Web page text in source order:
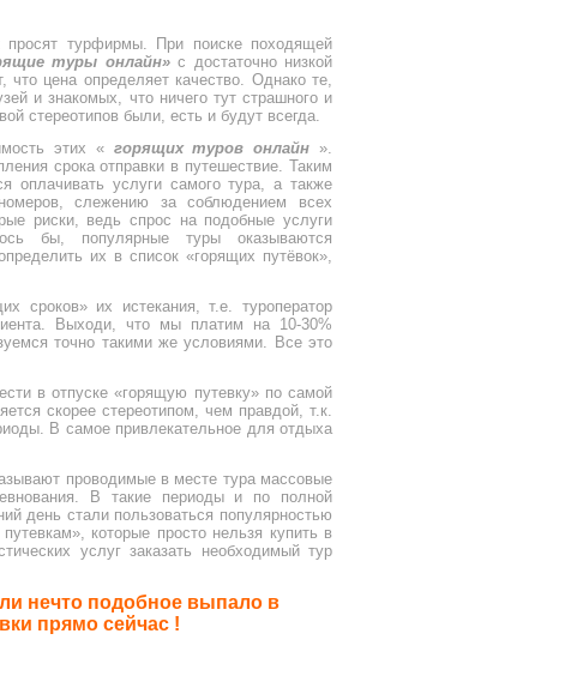
просят турфирмы. При поиске походящей
туры онлайн»с достаточно низкой
цена определяет качество. Однако те,
и знакомых, что ничего тут страшного и
стереотипов были, есть и будут всегда.
этих « горящих туров онлайн ».
срока отправки в путешествие. Таким
оплачивать услуги самого тура, а также
слежению за соблюдением всех
риски, ведь спрос на подобные услуги
бы, популярные туры оказываются
их в список «горящих путёвок»,
сроков» их истекания, т.е. туроператор
Выходи, что мы платим на 10-30%
точно такими же условиями. Все это
в отпуске «горящую путевку» по самой
скорее стереотипом, чем правдой, т.к.
В самое привлекательное для отдыха
проводимые в месте тура массовые
В такие периоды и по полной
день стали пользоваться популярностью
которые просто нельзя купить в
услуг заказать необходимый тур
нечто подобное выпало в
прямо сейчас !